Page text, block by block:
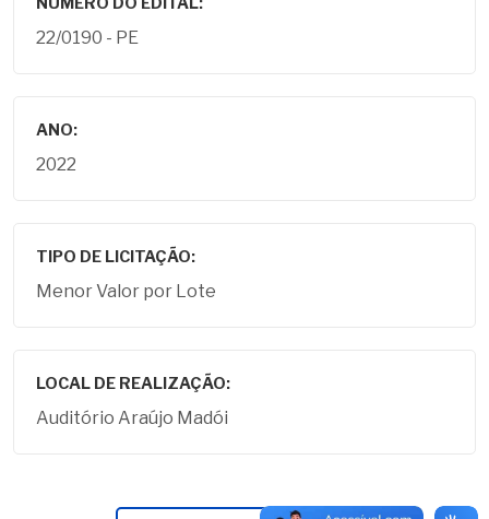
22/0190 - PE
ANO:
2022
TIPO DE LICITAÇÃO:
Menor Valor por Lote
LOCAL DE REALIZAÇÃO:
Auditório Araújo Madói